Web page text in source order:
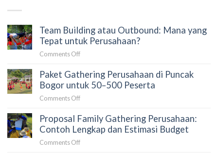
Team Building atau Outbound: Mana yang
Tepat untuk Perusahaan?
Comments Offon
Building
atau
Tepat
untuk
Perusahaan?
Paket Gathering Perusahaan di Puncak
Bogor untuk 50–500 Peserta
Comments Offon
Gathering
Perusahaan
Proposal Family Gathering Perusahaan:
Contoh Lengkap dan Estimasi Budget
Comments Offon